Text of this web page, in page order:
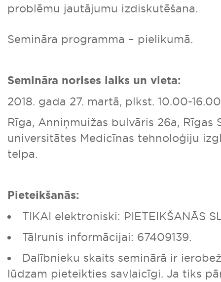
problēmu jautājumu izdiskutēšana.
Semināra programma – pielikumā.
Semināra norises laiks un vieta:
2018. gada 27. martā, plkst. 10.00-
Rīga, Anniņmuižas bulvāris 26a, Rīgas
universitātes Medicīnas tehnoloģiju
telpa.
Pieteikšanās:
TIKAI elektroniski: PIETEIKŠANĀS
Tālrunis informācijai: 67409139.
Dalībnieku skaits seminārā ir
lūdzam pieteikties savlaicīgi. Ja tiks